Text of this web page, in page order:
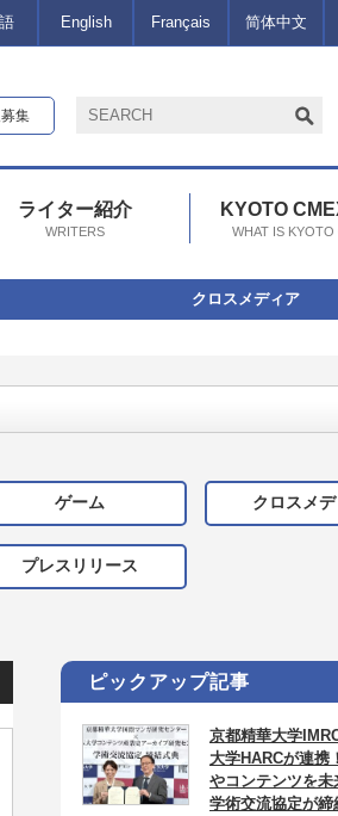
English Français 简体中文
集
ライター紹介
WRITERS
KYOTO
WHAT IS KYOTO
クロスメディア
ゲーム クロスメ
プレスリリース
ピックアップ記事
京都精華大学
大学HARCが連携
やコンテンツを未
学術交流協定が締